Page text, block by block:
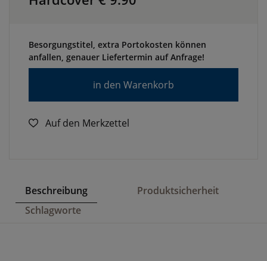
Besorgungstitel, extra Portokosten können
anfallen, genauer Liefertermin auf Anfrage!
in den Warenkorb
Auf den Merkzettel
Beschreibung
Produktsicherheit
Schlagworte